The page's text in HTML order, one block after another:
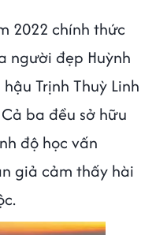
2022 chính thức
người đẹp Huỳnh
Trịnh Thuỳ Linh
ba đều sở hữu
độ học vấn
giả cảm thấy hài